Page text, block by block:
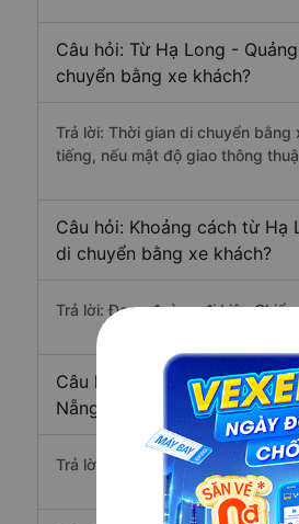
Câu hỏi: Từ Hạ Long -
chuyển bằng xe khách?
Trả lời: Thời gian di chuyển
tiếng, nếu mật độ giao thông
Câu hỏi: Khoảng cách từ Hạ
di chuyển bằng xe khách?
Trả lời: Đoạn đường đi Liên
Câu hỏi: Mỗi ngày có bao
Nẵng ?
Trả lời: Trung bình mỗi ngày có